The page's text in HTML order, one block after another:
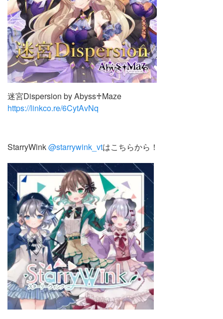
迷宮Dispersion by Abyss♰Maze
https://linkco.re/6CytAvNq
StarryWink@starrywink_vtはこちらから！